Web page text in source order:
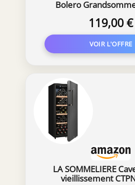
Bolero
thermoélectrique,
réglable entre 8 et
Commande tactile et
non nocif.
119,00 €
LA SOMMELIERE
vieillissement